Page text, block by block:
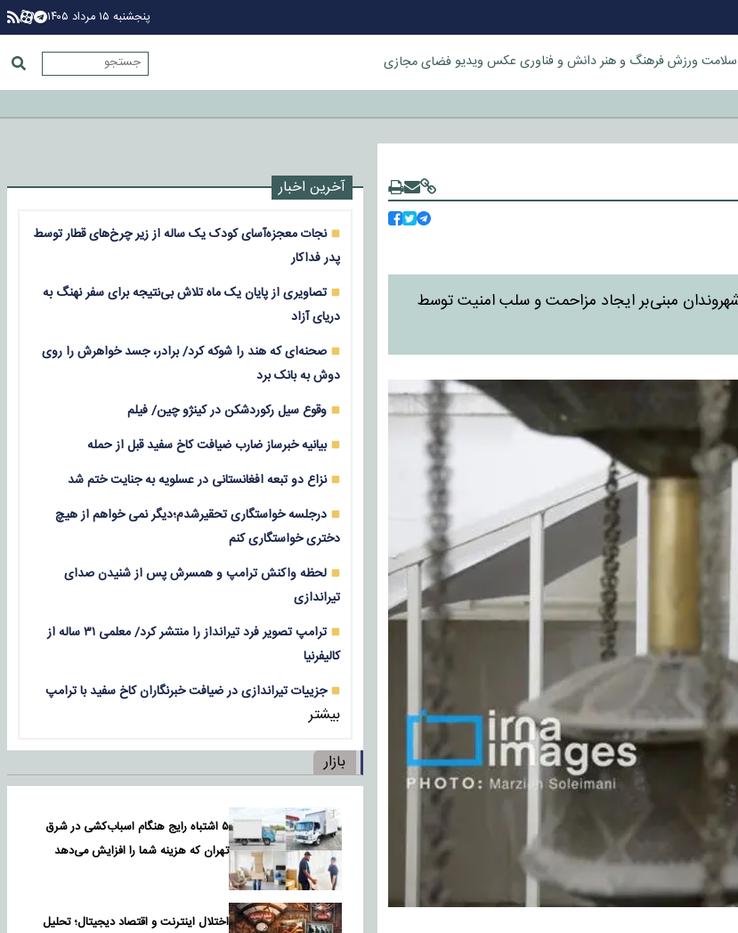
پنجشنبه ۱۵ مرداد ۱۴۰۵
سلامت ورزشفرهنگ و هنردانش و فناوری عکس ویدیوفضای مجازی
مبنی‌بر ایجاد مزاحمت و سلب امنیت توسط
آخرین اخبار
نجات معجزه‌آسای کودک یک ساله از زیر چرخ‌های قطار توسط
پدر فداکار
تصاویری از پایان یک ماه تلاش بی‌نتیجه برای سفر نهنگ به
دریای آزاد
صحنه‌ای که هند را شوکه کرد/ برادر، جسد خواهرش را روی
دوش به بانک برد
وقوع سیل رکوردشکن در کینژو چین/ فیلم
بیانیه خبرساز ضارب ضیافت کاخ سفید قبل از حمله
نزاع دو تبعه افغانستانی در عسلویه به جنایت ختم شد
درجلسه خواستگاری تحقیرشدم؛دیگر نمی خواهم از هیچ
دختری خواستگاری کنم
لحظه واکنش ترامپ و همسرش پس از شنیدن صدای
تیراندازی
ترامپ تصویر فرد تیرانداز را منتشر کرد/ معلمی ۳۱ ساله از
کالیفرنیا
جزییات تیراندازی در ضیافت خبرنگاران کاخ سفید با ترامپ
بیشتر
بازار
۵ اشتباه رایج هنگام اسباب‌کشی در شرق
تهران که هزینه شما را افزایش می‌دهد
اختلال اینترنت و اقتصاد دیجیتال؛ تحلیل